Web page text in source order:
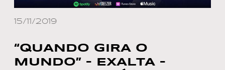
15/11/2019
“QUANDO GIRA O
MUNDO” – EXALTA –